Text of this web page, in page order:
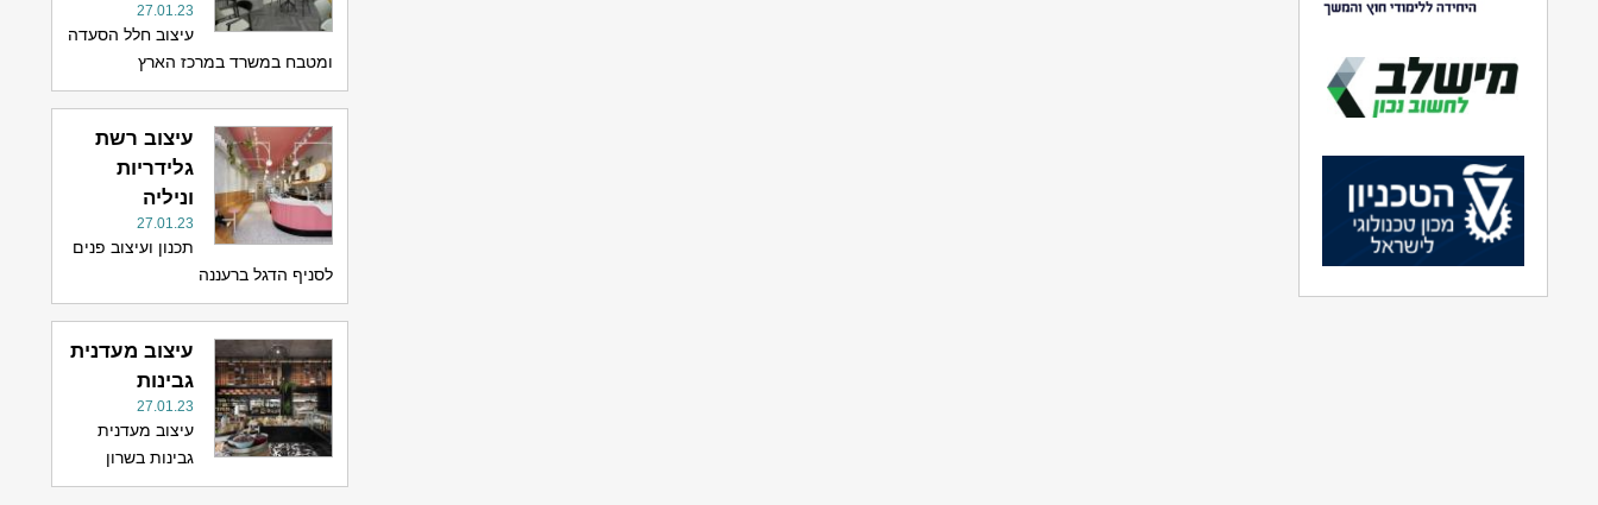
27.01.23
עיצוב חלל הסעדה
ומטבח במשרד במרכז הארץ
עיצוב רשת
גלידריות
וניליה
27.01.23
תכנון ועיצוב פנים
לסניף הדגל ברעננה
עיצוב מעדנית
גבינות
27.01.23
עיצוב מעדנית
גבינות בשרון